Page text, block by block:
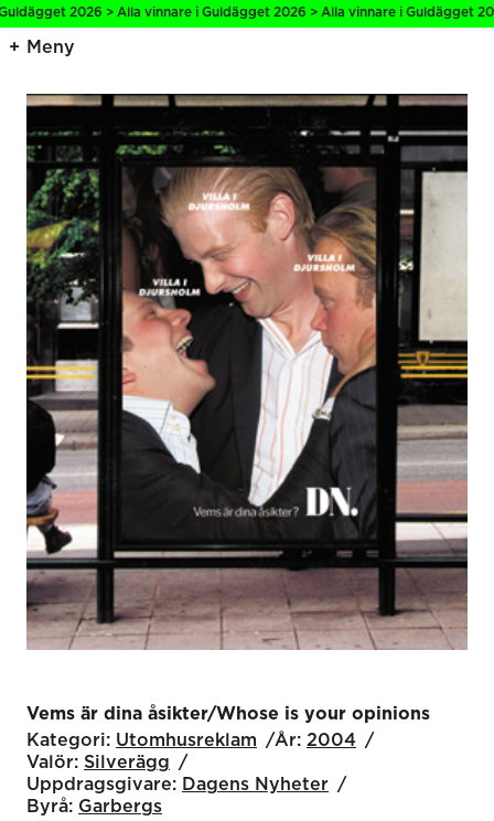
2026 > Alla vinnare i Guldägget 2026 > Alla vinnare i Guldägget
Meny
Vems är dina åsikter/Whose is your opinions
Kategori: Utomhus­reklam År: 2004
Valör: Silverägg
Uppdragsgivare: Dagens Nyheter
Byrå: Garbergs